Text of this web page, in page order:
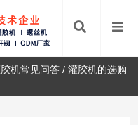
机常见问答 /灌胶机的选购